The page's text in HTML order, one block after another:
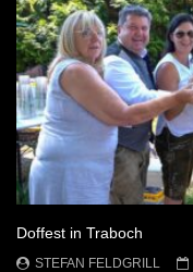
Doffest in Traboch
STEFAN FELDGRILL